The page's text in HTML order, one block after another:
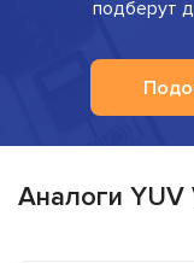
подберут
Аналоги YUV